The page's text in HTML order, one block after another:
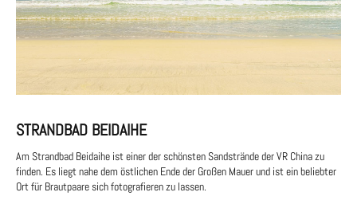
STRANDBAD BEIDAIHE
Am Strandbad Beidaihe ist einer der schönsten Sandstrände der VR China zu
finden. Es liegt nahe dem östlichen Ende der Großen Mauer und ist ein beliebter
Ort für Brautpaare sich fotografieren zu lassen.